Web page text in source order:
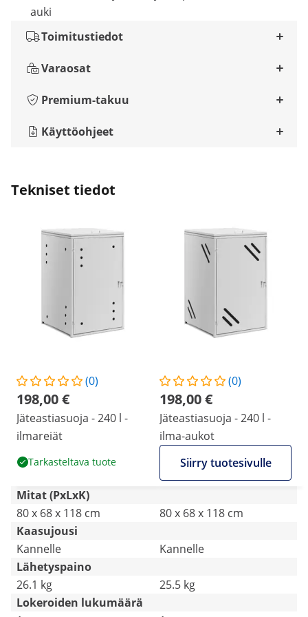
auki
Toimitustiedot
Varaosat
Premium-takuu
Käyttöohjeet
Tekniset tiedot
(0)
198,00 €
Jäteastiasuoja - 240 l -
ilmareiät
Tarkasteltava tuote
(0)
198,00 €
Jäteastiasuoja - 240 l -
ilma-aukot
Siirry tuotesivulle
Mitat (PxLxK)
80 x 68 x 118 cm
80 x 68 x 118 cm
Kaasujousi
Kannelle
Kannelle
Lähetyspaino
26.1 kg
25.5 kg
Lokeroiden lukumäärä